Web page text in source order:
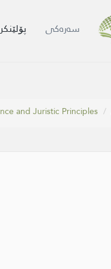
سه‌ره‌كی
and Juristic Principles